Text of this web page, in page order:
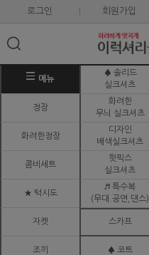
로그인 회원가입
메뉴
♠ 솔리드
실크셔츠
정장
화려한
무늬 실크셔츠
화려한정장
디자인
배색실크셔츠
콤비세트
핫픽스
실크셔츠
★ 턱시도
♬ 특수복
(무대.공연,댄스)
자켓 스카프
조끼 ♠ 코트